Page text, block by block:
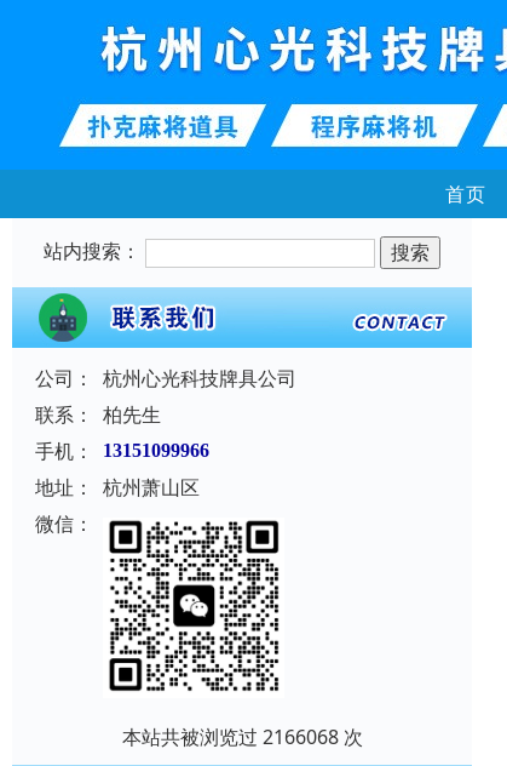
首页
站内搜索：
公司：
杭州心光科技牌具公司
联系：
柏先生
手机：
13151099966
地址：
杭州萧山区
微信：
本站共被浏览过 2166068 次